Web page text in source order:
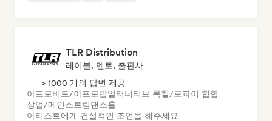
TLR Distribution
레이블, 멘토, 출판사
> 1000 개의 답변 제공
아프로비트/아프로팝얼터너티브 록칠/로파이 힙합
상업/메인스트림댄스홀
아티스트에게 건설적인 조언을 해주세요